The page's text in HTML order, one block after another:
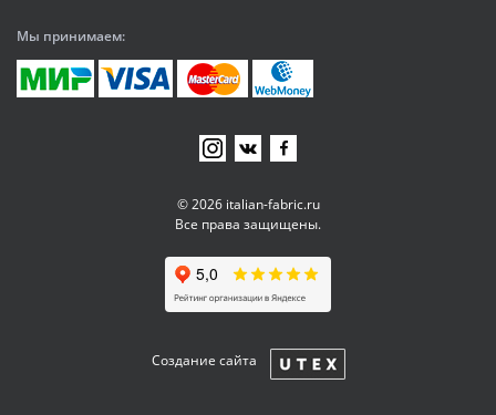
© 2026 italian-fabric.ru
Все права защищены.
Создание сайта
Мы принимаем: